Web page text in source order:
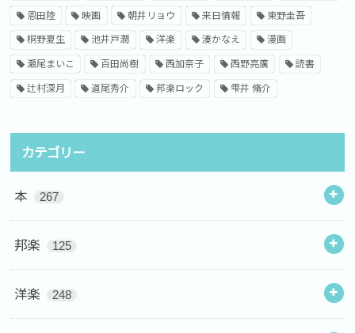
恩田陸 映画 朝井リョウ 来日情報 東野圭吾
桐野夏生 池井戸潤 洋楽 湊かなえ 漫画
瀬尾まいこ 百田尚樹 西加奈子 西野亮廣 読書
辻村深月 道尾秀介 邦楽ロック 雫井 脩介
カテゴリー
本 267
邦楽 125
洋楽 248